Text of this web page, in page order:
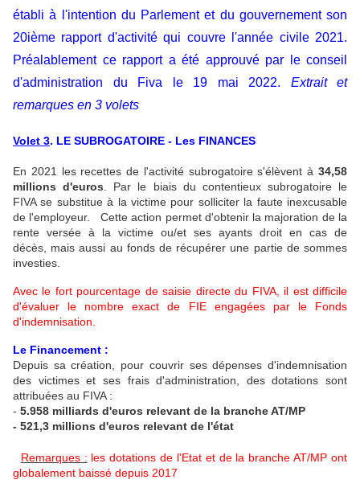
établi à l'intention du Parlement et du gouvernement son
20ième rapport d'activité qui couvre l'année civile 2021.
Préalablement ce rapport a été approuvé par le conseil
d'administration du Fiva le 19 mai 2022. Extrait et
remarques en 3 volets
Volet 3. LE SUBROGATOIRE - Les FINANCES
En 2021 les recettes de l'activité subrogatoire s'élèvent à 34,58
millions d'euros . Par le biais du contentieux subrogatoire le
FIVA se substitue à la victime pour solliciter la faute inexcusable
de l'employeur. Cette action permet d'obtenir la majoration de la
rente versée à la victime ou/et ses ayants droit en cas de
décès, mais aussi au fonds de récupérer une partie de sommes
investies.
Avec le fort pourcentage de saisie directe du FIVA, il est difficile
d'évaluer le nombre exact de FIE engagées par le Fonds
d'indemnisation.
Le Financement :
Depuis sa création, pour couvrir ses dépenses d'indemnisation
des victimes et ses frais d'administration, des dotations sont
attribuées au FIVA :
- 5.958 milliards d'euros relevant de la branche AT/MP
- 521,3 millions d'euros relevant de l'état
Remarques : les dotations de l'Etat et de la branche AT/MP ont
globalement baissé depuis 2017